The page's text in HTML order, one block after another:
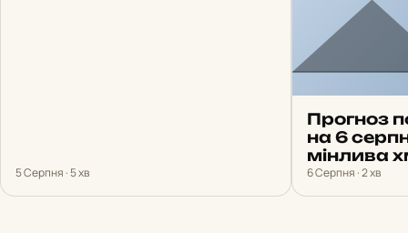
5 Серпня · 5 хв
Прогноз
на 6
мінлива
6 Серпня · 2 хв